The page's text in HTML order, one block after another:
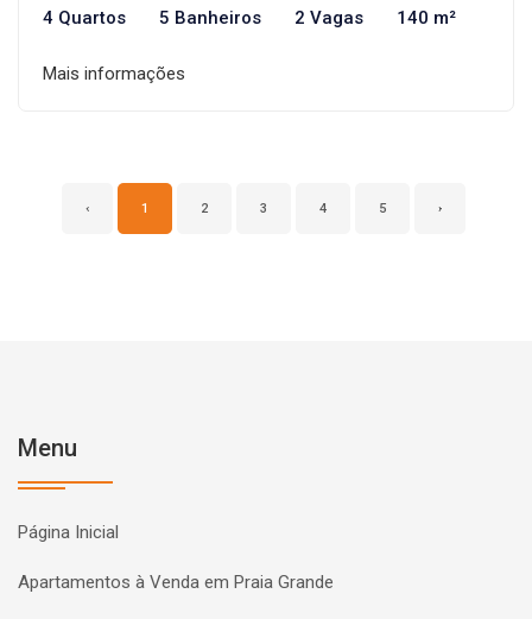
4 Quartos 5 Banheiros 2 Vagas 140 m²
Mais informações
‹ 1 2 3 4 5 ›
Menu
Página Inicial
Apartamentos à Venda em Praia Grande